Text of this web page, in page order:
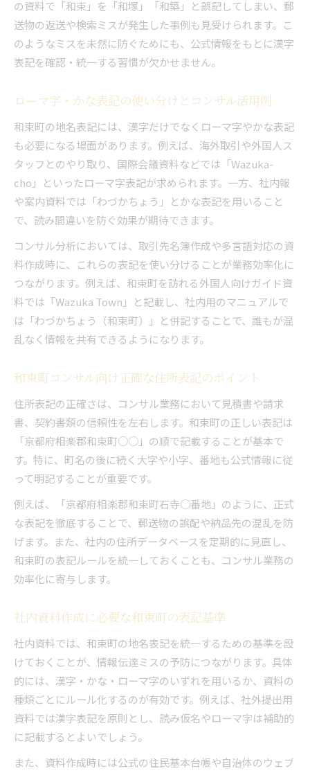
の資料で「和束」を「和塚」「和築」と誤記してしまい、郵
送物の返送や検索ミスが発生した事例も見受けられます。こ
のようなミスを未然に防ぐためにも、公式情報をもとに漢字
表記を確認・統一する習慣が欠かせません。
ローマ字・かな表記の使い分けとコンサル活用例
和束町の地名表記には、漢字だけでなくローマ字やかな表記
も必要になる場面があります。例えば、海外取引や外国人ス
タッフとのやり取り、国際会議資料などでは「Wazuka-
cho」といったローマ字表記が求められます。一方、社内報
や案内資料では「わづかちょう」とかな表記を用いること
で、読み間違いを防ぐ効果が期待できます。
コンサル分析においては、取引先名簿作成や多言語対応の資
料作成時に、これらの表記を使い分けることが業務効率化に
つながります。例えば、和束町を訪れる外国人向けガイド資
料では「Wazuka Town」と記載し、社内用のマニュアルで
は「わづかちょう（和束町）」と併記することで、誰もが混
乱なく情報を共有できるようになります。
和束町コンサル向け正確な住所表記のポイント
住所表記の正確さは、コンサル業務において見積書や請求
書、契約書類の信頼性を左右します。和束町の正しい表記は
「京都府相楽郡和束町○○」の順で記載することが基本で
す。特に、町名の後に続く大字や小字、番地も公式情報に従
って明記することが重要です。
例えば、「京都府相楽郡和束町石寺○番地」のように、正式
な表記を徹底することで、郵送物の誤配や納品先の混乱を防
げます。また、社内の住所データベースを定期的に見直し、
和束町の表記ルールを統一しておくことも、コンサル業務の
効率化に寄与します。
社内資料作成に必要な和束町の表記基準
社内資料では、和束町の地名表記を統一するための基準を設
けておくことが、情報伝達ミスの予防につながります。具体
的には、漢字・かな・ローマ字のいずれを用いるか、資料の
種類ごとにルール化するのが有効です。例えば、社外提出用
資料では漢字表記を原則とし、読み仮名やローマ字は補助的
に記載するとよいでしょう。
また、資料作成時には公式の住民基本台帳や自治体のウェブ